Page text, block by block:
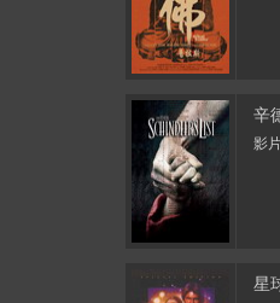
辛
影
星